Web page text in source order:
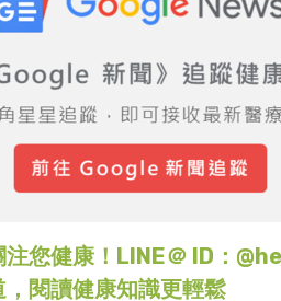
注您健康！LINE＠ ID：
閱讀健康知識更輕鬆